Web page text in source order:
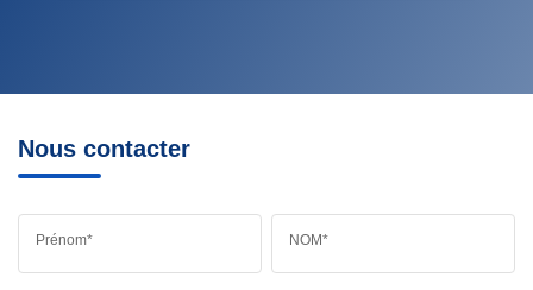
Nous contacter
Prénom* NOM*